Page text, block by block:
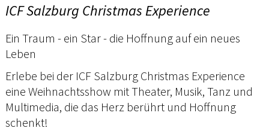
ICF Salzburg Christmas Experience
Ein Traum - ein Star - die Hoffnung auf ein neues
Leben
Erlebe bei der ICF Salzburg Christmas Experience
eine Weihnachtsshow mit Theater, Musik, Tanz und
Multimedia, die das Herz berührt und Hoffnung
schenkt!